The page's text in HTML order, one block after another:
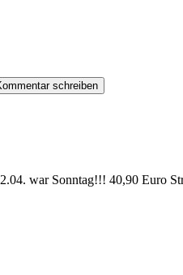
war Sonntag!!! 40,90 Euro